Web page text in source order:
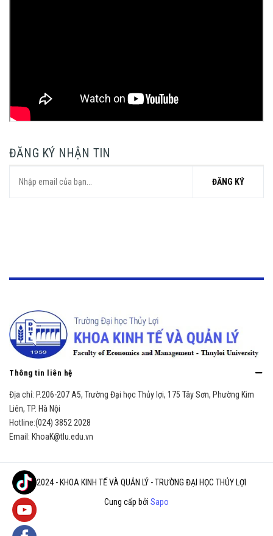
ĐĂNG KÝ NHẬN TIN
ĐĂNG KÝ
Thông tin liên hệ
Địa chỉ: P.206-207 A5, Trường Đại học Thủy lợi, 175 Tây Sơn, Phường Kim
Liên, TP. Hà Nội
Hotline:(024) 3852 2028
Email: KhoaK@tlu.edu.vn
© 2024 - KHOA KINH TẾ VÀ QUẢN LÝ - TRƯỜNG ĐẠI HỌC THỦY LỢI
Cung cấp bởi Sapo